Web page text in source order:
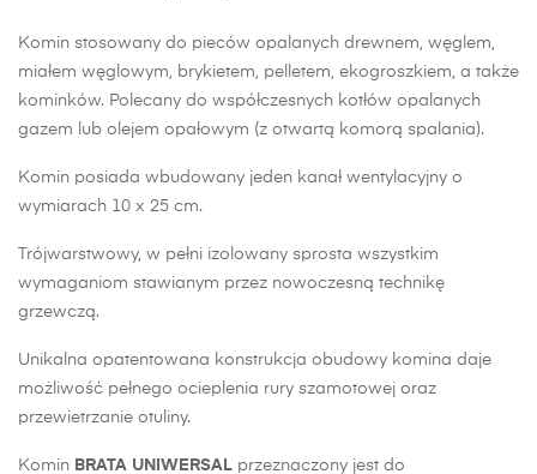
Komin stosowany do pieców opalanych drewnem, węglem,
miałem węglowym, brykietem, pelletem, ekogroszkiem, a także
kominków. Polecany do współczesnych kotłów opalanych
gazem lub olejem opałowym (z otwartą komorą spalania).
Komin posiada wbudowany jeden kanał wentylacyjny o
wymiarach 10 x 25 cm.
Trójwarstwowy, w pełni izolowany sprosta wszystkim
wymaganiom stawianym przez nowoczesną technikę
grzewczą.
Unikalna opatentowana konstrukcja obudowy komina daje
możliwość pełnego ocieplenia rury szamotowej oraz
przewietrzanie otuliny.
Komin BRATA UNIWERSAL przeznaczony jest do